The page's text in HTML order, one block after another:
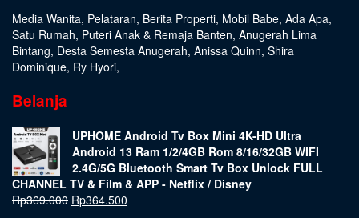
Media Wanita, Pelataran, Berita Properti, Mobil Babe, Ada Apa,
Satu Rumah, Puteri Anak & Remaja Banten, Anugerah Lima
Bintang, Desta Semesta Anugerah, Anissa Quinn, Shira
Dominique, Ry Hyori,
Belanja
UPHOME Android Tv Box Mini 4K-HD Ultra
Android 13 Ram 1/2/4GB Rom 8/16/32GB WIFI
2.4G/5G Bluetooth Smart Tv Box Unlock FULL
CHANNEL TV & Film & APP - Netflix / Disney
Rp369.000 Rp364.500